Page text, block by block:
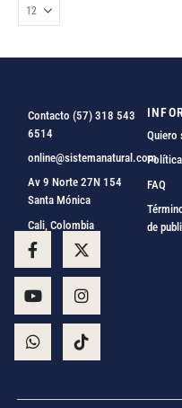
Contacto (57) 318 543
6514
online@sistemanatural.com
Av 9 Norte 27N 154
Santa Mónica
Cali, Colombia
Quiero
FAQ
de